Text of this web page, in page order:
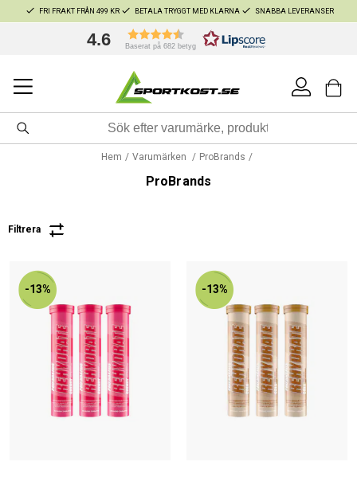
FRI FRAKT FRÅN 499 KR BETALA TRYGGT MED KLARNA SNABBA LEVERANSER
4.6 Baserat på 682 betyg
Hem Varumärken ProBrands
ProBrands
Filtrera
-13% -13%